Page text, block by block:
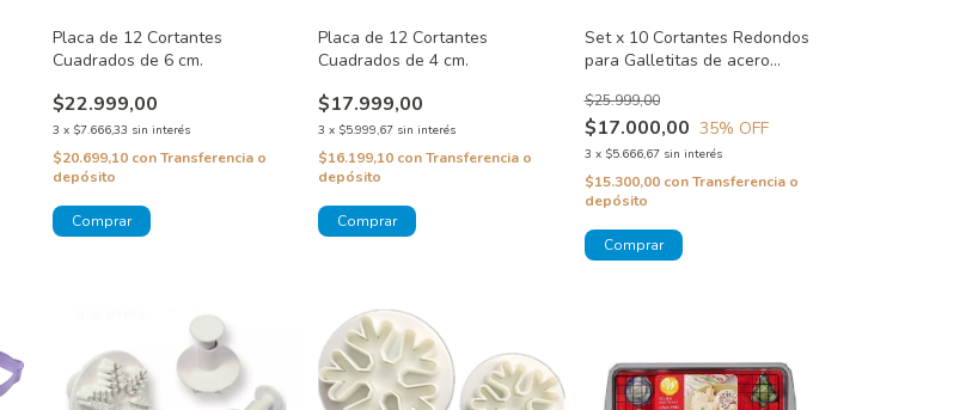
Placa de 12 Cortantes
Cuadrados de 6 cm.
$22.999,00
3 x $7.666,33 sin interés
$20.699,10 con Transferencia o
depósito
Placa de 12 Cortantes
Cuadrados de 4 cm.
$17.999,00
3 x $5.999,67 sin interés
$16.199,10 conTransferencia o
depósito
Set x 10 Cortantes Redondos
para Galletitas de acero
$17.000,00
$25.999,00
35% OFF
3 x $5.666,67 sin interés
$15.300,00 con Transferencia o
depósito